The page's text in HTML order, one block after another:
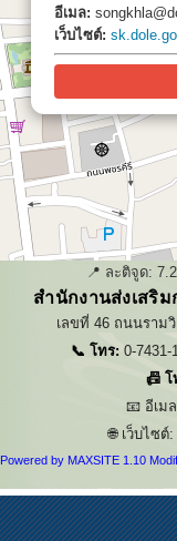
อีเมล:
เว็บไซต์:
📍 ละติจูด:
สำนักงานส่งเสริ
เลขที่ 46 ถนนราม
📞 โทร:0-7431-
📠 โ
📧 อีเม
🌐 เว็บไซต์:
Powered by MAXSITE 1.10